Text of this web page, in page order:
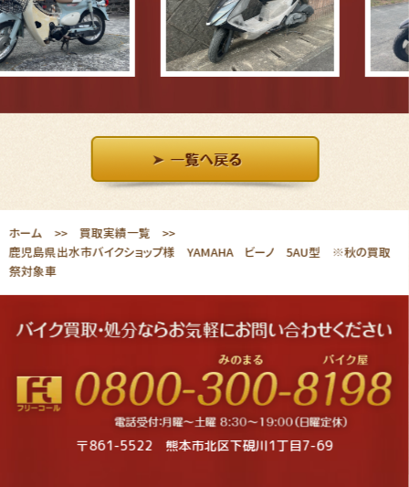
ホーム 買取実績一覧
鹿児島県出水市バイクショップ様 YAMAHA ビーノ 5AU型 ※秋の買取
祭対象車
〒861-5522 熊本市北区下硯川1丁目7-69